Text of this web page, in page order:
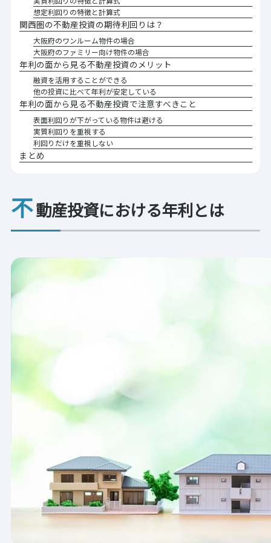
想定利回りの特徴と計算式
関西圏の不動産投資の期待利回りは？
大阪府のワンルーム物件の場合
大阪府のファミリー向け物件の場合
年利の面から見る不動産投資のメリット
融資を活用することができる
他の投資に比べて年利が安定している
年利の面から見る不動産投資で注意すべきこと
表面利回りが下がっている物件は避ける
実質利回りを重視する
利回りだけを重視しない
まとめ
不動産投資における年利とは